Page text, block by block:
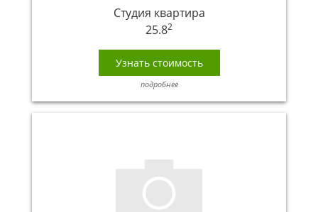
Студия квартира
25.82
Узнать стоимость
подробнее